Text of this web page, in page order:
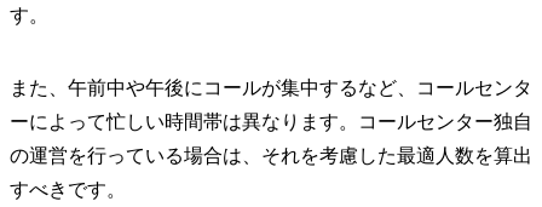
す。
また、午前中や午後にコールが集中するなど、コールセンタ
ーによって忙しい時間帯は異なります。コールセンター独自
の運営を行っている場合は、それを考慮した最適人数を算出
すべきです。